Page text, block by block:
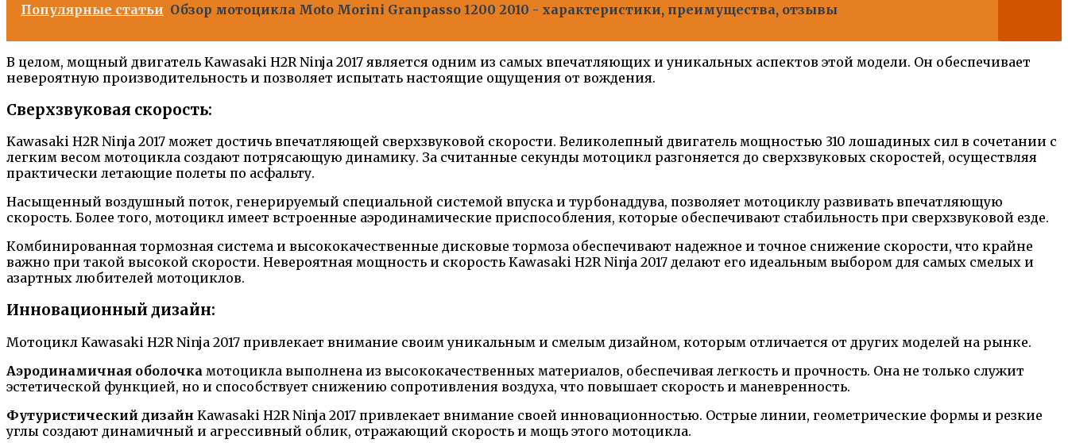
Популярные статьи Обзор мотоцикла Moto Morini Granpasso 1200 2010 - характеристики, преимущества, отзывы
В целом, мощный двигатель Kawasaki H2R Ninja 2017 является одним из самых впечатляющих и уникальных аспектов этой модели. Он обеспечивает
невероятную производительность и позволяет испытать настоящие ощущения от вождения.
Сверхзвуковая скорость:
Kawasaki H2R Ninja 2017 может достичь впечатляющей сверхзвуковой скорости. Великолепный двигатель мощностью 310 лошадиных сил в сочетании с
легким весом мотоцикла создают потрясающую динамику. За считанные секунды мотоцикл разгоняется до сверхзвуковых скоростей, осуществляя
практически летающие полеты по асфальту.
Насыщенный воздушный поток, генерируемый специальной системой впуска и турбонаддува, позволяет мотоциклу развивать впечатляющую
скорость. Более того, мотоцикл имеет встроенные аэродинамические приспособления, которые обеспечивают стабильность при сверхзвуковой езде.
Комбинированная тормозная система и высококачественные дисковые тормоза обеспечивают надежное и точное снижение скорости, что крайне
важно при такой высокой скорости. Невероятная мощность и скорость Kawasaki H2R Ninja 2017 делают его идеальным выбором для самых смелых и
азартных любителей мотоциклов.
Инновационный дизайн:
Мотоцикл Kawasaki H2R Ninja 2017 привлекает внимание своим уникальным и смелым дизайном, которым отличается от других моделей на рынке.
Аэродинамичная оболочка мотоцикла выполнена из высококачественных материалов, обеспечивая легкость и прочность. Она не только служит
эстетической функцией, но и способствует снижению сопротивления воздуха, что повышает скорость и маневренность.
Футуристический дизайн Kawasaki H2R Ninja 2017 привлекает внимание своей инновационностью. Острые линии, геометрические формы и резкие
углы создают динамичный и агрессивный облик, отражающий скорость и мощь этого мотоцикла.